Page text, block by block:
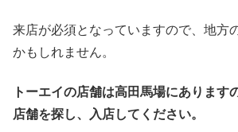
来店が必須となっていますので、地方
かもしれません。
トーエイの店舗は高田馬場にあります
店舗を探し、入店してください。